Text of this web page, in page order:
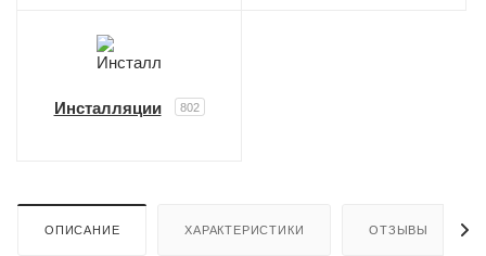
Инсталляции 802
ОПИСАНИЕ ХАРАКТЕРИСТИКИ ОТЗЫВЫ